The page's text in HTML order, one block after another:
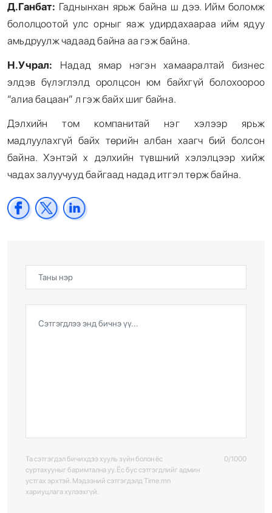
Д.Ганбат: Гаднынхан ярьж байна ш дээ. Ийм боломж
бололцоотой улс орныг яаж удирдахаараа ийм ядуу
амьдруулж чадаад байна аа гэж байна.
Н.Учрал: Надад ямар нэгэн хамааралтай бизнес
элдэв бүлэглэлд оролцсон юм байхгүй болохоороо
“алиа бацаан” л гэж байх шиг байна.
Дэлхийн том компанитай нэг хэлээр ярьж
мадлуулахгүй байх төрийн албан хаагч бий болсон
байна. Хэнтэй x дэлхийн түвшний хэлэлцээр хийж
чадах залуучууд байгаад надад итгэл төрж байна.
Та сэтгэгдэл бичихдээ хууль зүйн болон ёс
суртахууныг баримтална уу. Ёс бус сэтгэгдлийг админ
устгах эрхтэй. Мэдээний сэтгэгдэлд Time.mn
хариуцлага хүлээхгүй.
0/1000